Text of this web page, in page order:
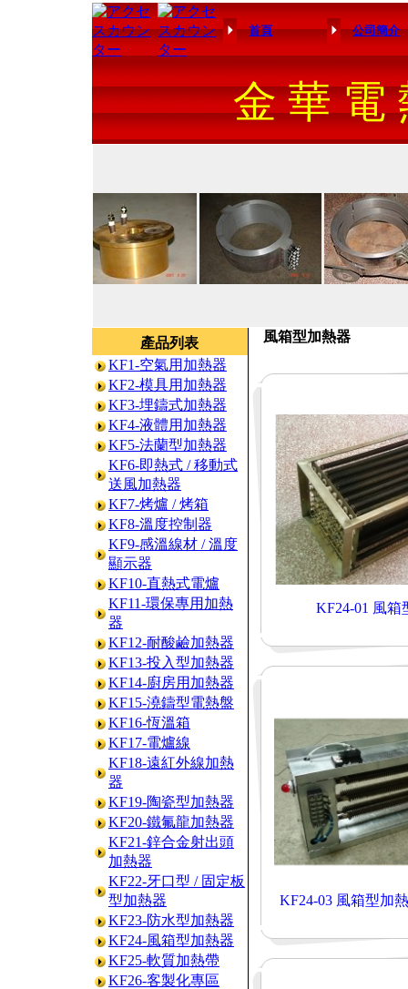
首頁 公司簡介
金 華 電
產品列表
KF1-空氣用加熱器
KF2-模具用加熱器
KF3-埋鑄式加熱器
KF4-液體用加熱器
KF5-法蘭型加熱器
KF6-即熱式 / 移動式
送風加熱器
KF7-烤爐 / 烤箱
KF8-溫度控制器
KF9-感溫線材 / 溫度
顯示器
KF10-直熱式電爐
KF11-環保專用加熱
器
KF12-耐酸鹼加熱器
KF13-投入型加熱器
KF14-廚房用加熱器
KF15-澆鑄型電熱盤
KF16-恆溫箱
KF17-電爐線
KF18-遠紅外線加熱
器
KF19-陶瓷型加熱器
KF20-鐵氟龍加熱器
KF21-鋅合金射出頭
加熱器
KF22-牙口型 / 固定板
型加熱器
KF23-防水型加熱器
KF24-風箱型加熱器
KF25-軟質加熱帶
KF26-客製化專區
風箱型加熱器
KF24-01 風箱
KF24-03 風箱型加